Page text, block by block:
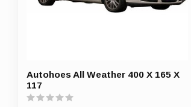
Autohoes All Weather 400 X 165 X
117